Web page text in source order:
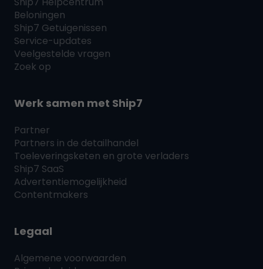
Beloningen
Ship7 Getuigenissen
Service-updates
Veelgestelde vragen
Zoek op
Werk samen met Ship7
Partner
Partners in de detailhandel
Toeleveringsketen en grote verladers
Ship7 SaaS
Advertentiemogelijkheid
Contentmakers
Legaal
Algemene voorwaarden